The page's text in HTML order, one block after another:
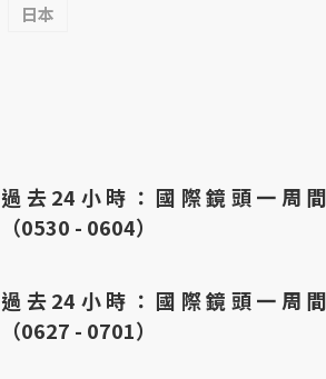
日本
過去24小時：國際鏡頭一周間
（0530 - 0604）
過去24小時：國際鏡頭一周間
（0627 - 0701）